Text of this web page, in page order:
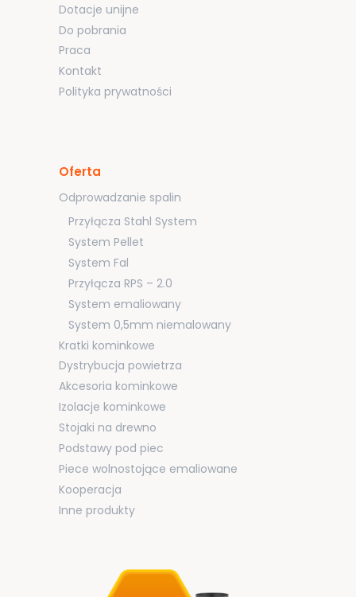
Dotacje unijne
Do pobrania
Praca
Kontakt
Polityka prywatności
Oferta
Odprowadzanie spalin
Przyłącza Stahl System
System Pellet
System Fal
Przyłącza RPS – 2.0
System emaliowany
System 0,5mm niemalowany
Kratki kominkowe
Dystrybucja powietrza
Akcesoria kominkowe
Izolacje kominkowe
Stojaki na drewno
Podstawy pod piec
Piece wolnostojące emaliowane
Kooperacja
Inne produkty